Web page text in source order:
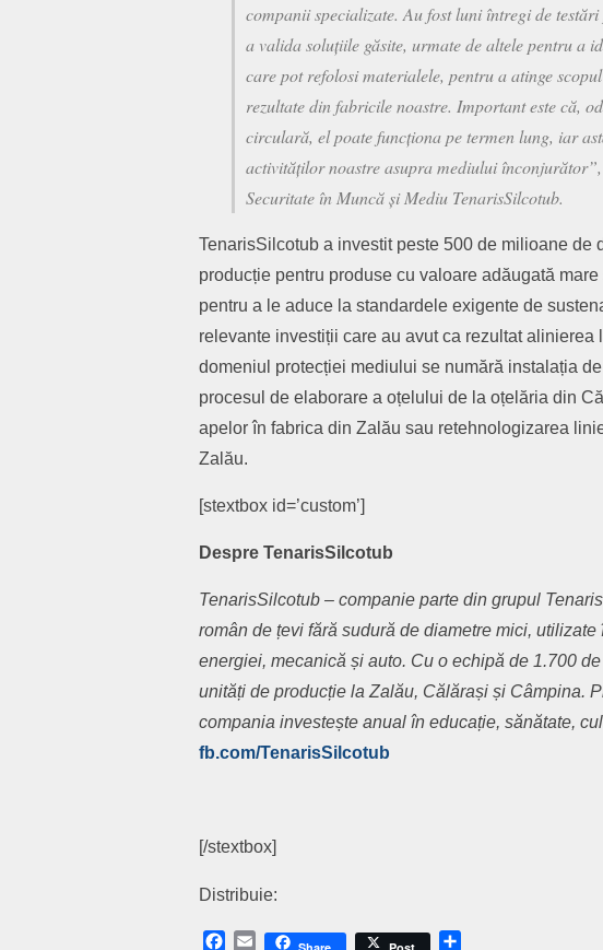
companii specializate. Au fost luni întregi de
a valida soluțiile găsite, urmate de altele pentru a
care pot refolosi materialele, pentru a atinge
rezultate din fabricile noastre. Important este că,
circulară, el poate funcționa pe termen lung, iar
activităților noastre asupra mediului
Securitate în Muncă și Mediu TenarisSilcotub.
TenarisSilcotub a investit peste 500 de milioane
producție pentru produse cu valoare adăugată
pentru a le aduce la standardele exigente de
relevante investiții care au avut ca rezultat
domeniul protecției mediului se numără instalația
procesul de elaborare a oțelului de la oțelăria din
apelor în fabrica din Zalău sau retehnologizarea
Zalău.
[stextbox id=’custom’]
Despre TenarisSilcotub
TenarisSilcotub – companie parte din grupul
român de țevi fără sudură de diametre mici, utilizate
energiei, mecanică și auto. Cu o echipă de 1.700
unități de producție la Zalău, Călărași și Câmpina.
compania investește anual în educație, sănătate,
fb.com/TenarisSilcotub
[/stextbox]
Distribuie:
Facebook
Email